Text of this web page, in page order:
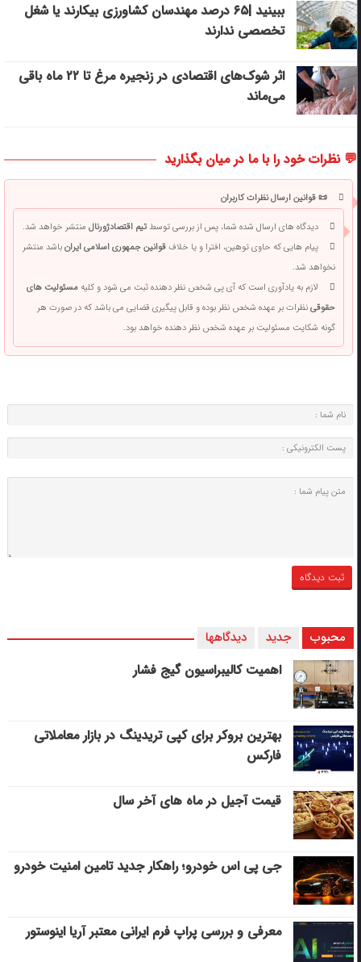
ببینید |۶۵ درصد مهندسان کشاورزی بیکارند یا شغل
تخصصی ندارند
اثر شوک‌های اقتصادی در زنجیره مرغ تا ۲۲ ماه باقی
می‌ماند
💬 نظرات خود را با ما در میان بگذارید
📜 قوانین ارسال نظرات کاربران
دیدگاه های ارسال شده شما، پس از بررسی توسطتیم اقتصادژورنالمنتشر خواهد شد.
پیام هایی که حاوی توهین، افترا و یا خلافقوانین جمهوری اسلامی ایرانباشد منتشر
نخواهد شد.
لازم به یادآوری است که آی پی شخص نظر دهنده ثبت می شود و کلیهمسئولیت های
حقوقینظرات بر عهده شخص نظر بوده و قابل پیگیری قضایی می باشد که در صورت هر
گونه شکایت مسئولیت بر عهده شخص نظر دهنده خواهد بود.
محبوب جدید دیدگاهها
اهمیت کالیبراسیون گیج فشار
بهترین بروکر برای کپی‌ تریدینگ در بازار معاملاتی
فارکس
قیمت آجیل در ماه های آخر سال
جی پی اس خودرو؛ راهکار جدید تامین امنیت خودرو
معرفی و بررسی پراپ فرم ایرانی معتبر آریا اینوستور